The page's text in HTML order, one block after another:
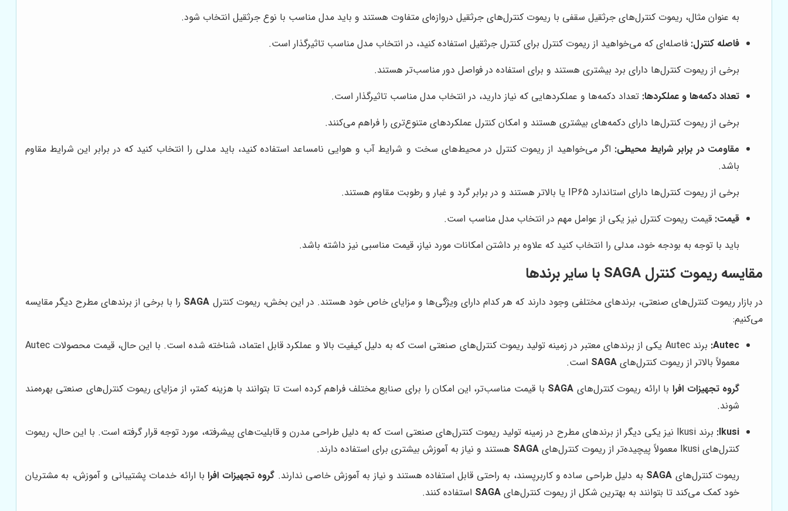
به عنوان مثال، ریموت کنترل‌های جرثقیل سقفی با ریموت کنترل‌های جرثقیل دروازه‌ای متفاوت هستند و باید مدل مناسب با نوع جرثقیل انتخاب شود.
فاصله کنترل: فاصله‌ای که می‌خواهید از ریموت کنترل برای کنترل جرثقیل استفاده کنید، در انتخاب مدل مناسب تاثیرگذار است.
برخی از ریموت کنترل‌ها دارای برد بیشتری هستند و برای استفاده در فواصل دور مناسب‌تر هستند.
تعداد دکمه‌ها و عملکردها: تعداد دکمه‌ها و عملکردهایی که نیاز دارید، در انتخاب مدل مناسب تاثیرگذار است.
برخی از ریموت کنترل‌ها دارای دکمه‌های بیشتری هستند و امکان کنترل عملکردهای متنوع‌تری را فراهم می‌کنند.
مقاومت در برابر شرایط محیطی: اگر می‌خواهید از ریموت کنترل در محیط‌های سخت و شرایط آب و هوایی نامساعد استفاده کنید، باید مدلی را انتخاب کنید که در برابر این شرایط مقاوم
باشد.
برخی از ریموت کنترل‌ها دارای استاندارد IP65 یا بالاتر هستند و در برابر گرد و غبار و رطوبت مقاوم هستند.
قیمت: قیمت ریموت کنترل نیز یکی از عوامل مهم در انتخاب مدل مناسب است.
باید با توجه به بودجه خود، مدلی را انتخاب کنید که علاوه بر داشتن امکانات مورد نیاز، قیمت مناسبی نیز داشته باشد.
مقایسه ریموت کنترل SAGA با سایر برندها
در بازار ریموت کنترل‌های صنعتی، برندهای مختلفی وجود دارند که هر کدام دارای ویژگی‌ها و مزایای خاص خود هستند. در این بخش، ریموت کنترل SAGA را با برخی از برندهای مطرح دیگر مقایسه
می‌کنیم:
Autec:
برند Autec یکی از برندهای معتبر در زمینه تولید ریموت کنترل‌های صنعتی است که به دلیل کیفیت بالا و عملکرد قابل اعتماد، شناخته شده است. با این حال، قیمت محصولات Autec
معمولاً بالاتر از ریموت کنترل‌های SAGA است.
گروه تجهیزات افرا با ارائه ریموت کنترل‌های SAGA با قیمت مناسب‌تر، این امکان را برای صنایع مختلف فراهم کرده است تا بتوانند با هزینه کمتر، از مزایای ریموت کنترل‌های صنعتی بهره‌مند
شوند.
Ikusi:
برند Ikusi نیز یکی دیگر از برندهای مطرح در زمینه تولید ریموت کنترل‌های صنعتی است که به دلیل طراحی مدرن و قابلیت‌های پیشرفته، مورد توجه قرار گرفته است. با این حال، ریموت
کنترل‌های Ikusi معمولاً پیچیده‌تر از ریموت کنترل‌های
SAGA هستند و نیاز به آموزش بیشتری برای استفاده دارند.
ریموت کنترل‌های SAGA به دلیل طراحی ساده و کاربرپسند، به راحتی قابل استفاده هستند و نیاز به آموزش خاصی ندارند. گروه تجهیزات افرابا ارائه خدمات پشتیبانی و آموزش، به مشتریان
خود کمک می‌کند تا بتوانند به بهترین شکل از ریموت کنترل‌های SAGA استفاده کنند.